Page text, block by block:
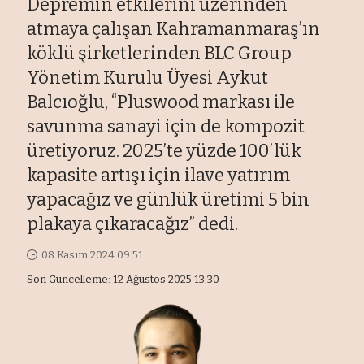
Depremin etkilerini üzerinden
atmaya çalışan Kahramanmaraş’ın
köklü şirketlerinden BLC Group
Yönetim Kurulu Üyesi Aykut
Balcıoğlu, “Pluswood markası ile
savunma sanayi için de kompozit
üretiyoruz. 2025’te yüzde 100’lük
kapasite artışı için ilave yatırım
yapacağız ve günlük üretimi 5 bin
plakaya çıkaracağız” dedi.
Son Güncelleme: 12 Ağustos 2025 13:30
08 Kasım 2024 09:51